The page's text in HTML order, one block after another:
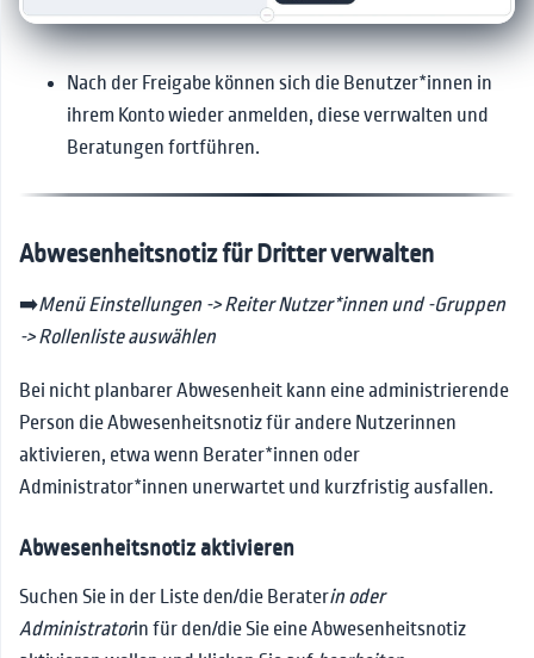
Nach der Freigabe können sich die Benutzer*innen in
ihrem Konto wieder anmelden, diese verrwalten und
Beratungen fortführen.
Abwesenheitsnotiz für Dritter verwalten
➡️Menü Einstellungen -> Reiter Nutzer*innen und -Gruppen
-> Rollenliste auswählen
Bei nicht planbarer Abwesenheit kann eine administrierende
Person die Abwesenheitsnotiz für andere Nutzerinnen
aktivieren, etwa wenn Berater*innen oder
Administrator*innen unerwartet und kurzfristig ausfallen.
Abwesenheitsnotiz aktivieren
Suchen Sie in der Liste den/die Beraterin oder
Administratorin für den/die Sie eine Abwesenheitsnotiz